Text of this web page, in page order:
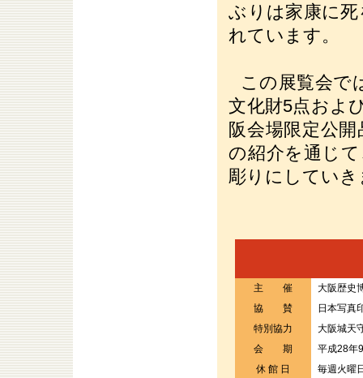
ぶりは家康に
れています。
この展覧会で
文化財5点およ
阪会場限定公
の紹介を通じ
彫りにしていき
主 催
大阪歴史
協 賛
日本写真
特別協力
大阪城天
会 期
平成28年
休 館 日
毎週火曜